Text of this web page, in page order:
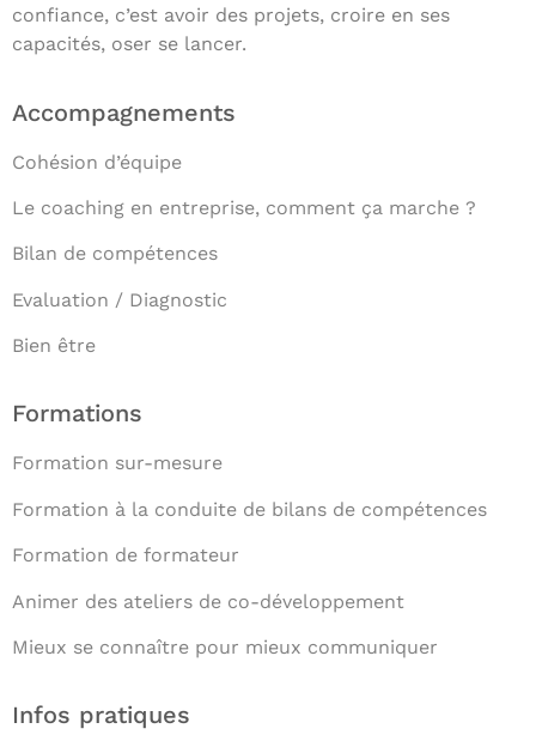
confiance, c’est avoir des projets, croire en ses
capacités, oser se lancer.
Accompagnements
Cohésion d’équipe
Le coaching en entreprise, comment ça marche ?
Bilan de compétences
Evaluation / Diagnostic
Bien être
Formations
Formation sur-mesure
Formation à la conduite de bilans de compétences
Formation de formateur
Animer des ateliers de co-développement
Mieux se connaître pour mieux communiquer
Infos pratiques